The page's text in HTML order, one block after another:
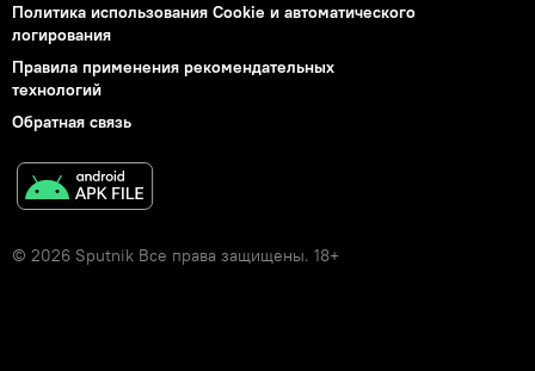
Политика использования Cookie и автоматического
логирования
Правила применения рекомендательных
технологий
Обратная связь
© 2026 Sputnik Все права защищены. 18+